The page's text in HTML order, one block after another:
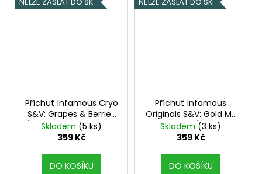
NELZE ZASLAT DO SK
Příchuť Infamous Cryo
S&V: Grapes & Berries
(Ledové hrozny a lesní
plody) objem 10ml
Kolek R
Skladem (5 ks)
359 Kč
DO KOŠÍKU
NELZE ZASLAT DO SK
Příchuť Infamous
Originals S&V: Gold MZ
Cherry MZ (Tabák s
třešní) objem 10ml
Kolek R
Skladem (3 ks)
359 Kč
DO KOŠÍKU